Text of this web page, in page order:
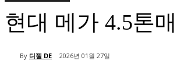
현대 메가 4.5톤
By 디젤 DE 2026년 01월 27일